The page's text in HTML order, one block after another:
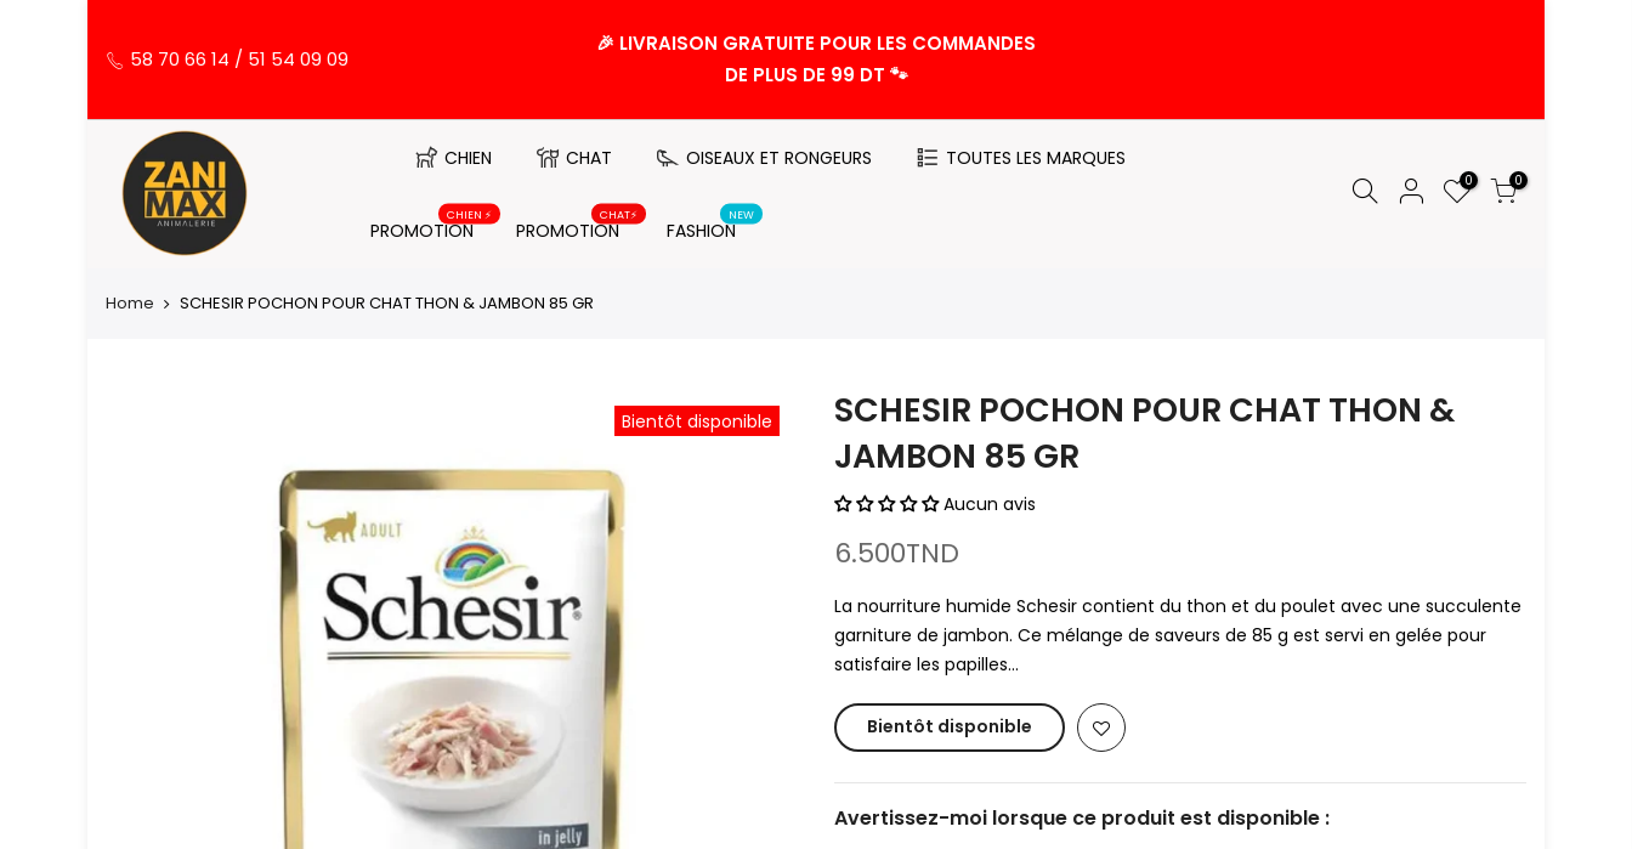
58 70 66 14 / 51 54 09 09
🎉 LIVRAISON GRATUITE POUR LES COMMANDES
DE PLUS DE 99 DT 🐾
CHIEN CHAT OISEAUX ET RONGEURS TOUTES LES MARQUES
PROMOTION
CHIEN ⚡️
PROMOTION
CHAT⚡️
FASHION
NEW
0 0
Home SCHESIR POCHON POUR CHAT THON & JAMBON 85 GR
Bientôt disponible
SCHESIR POCHON POUR CHAT THON &
JAMBON 85 GR
Aucun avis
6.500TND
La nourriture humide Schesir contient du thon et du poulet avec une succulente
garniture de jambon. Ce mélange de saveurs de 85 g est servi en gelée pour
satisfaire les papilles...
Bientôt disponible
Avertissez-moi lorsque ce produit est disponible :